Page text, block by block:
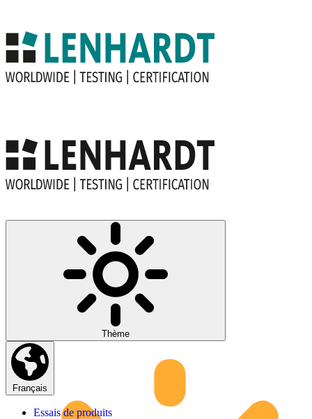
Thème
Français
Essais de produits